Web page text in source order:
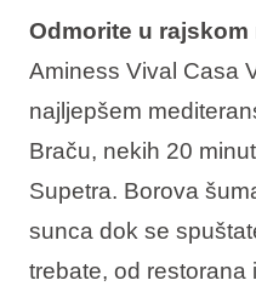
Odmorite u
Aminess Vival Casa
najljepšem
Braču, nekih 20
Supetra. Borova
sunca dok se
trebate, od